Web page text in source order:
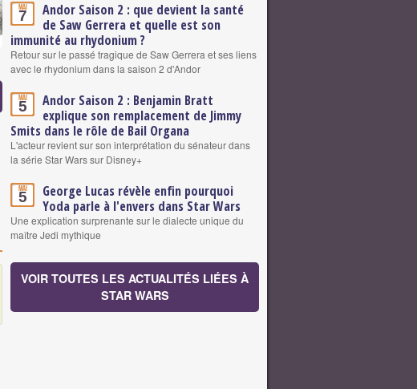
Mai
7
Andor Saison 2 : que devient la santé
de Saw Gerrera et quelle est son
immunité au rhydonium ?
Retour sur le passé tragique de Saw Gerrera et ses liens
avec le rhydonium dans la saison 2 d'Andor
Mai
5
Andor Saison 2 : Benjamin Bratt
explique son remplacement de Jimmy
Smits dans le rôle de Bail Organa
L'acteur revient sur son interprétation du sénateur dans
la série Star Wars sur Disney+
Mai
5
George Lucas révèle enfin pourquoi
Yoda parle à l'envers dans Star Wars
Une explication surprenante sur le dialecte unique du
maître Jedi mythique
VOIR TOUTES LES ACTUALITÉS LIÉES À
STAR WARS